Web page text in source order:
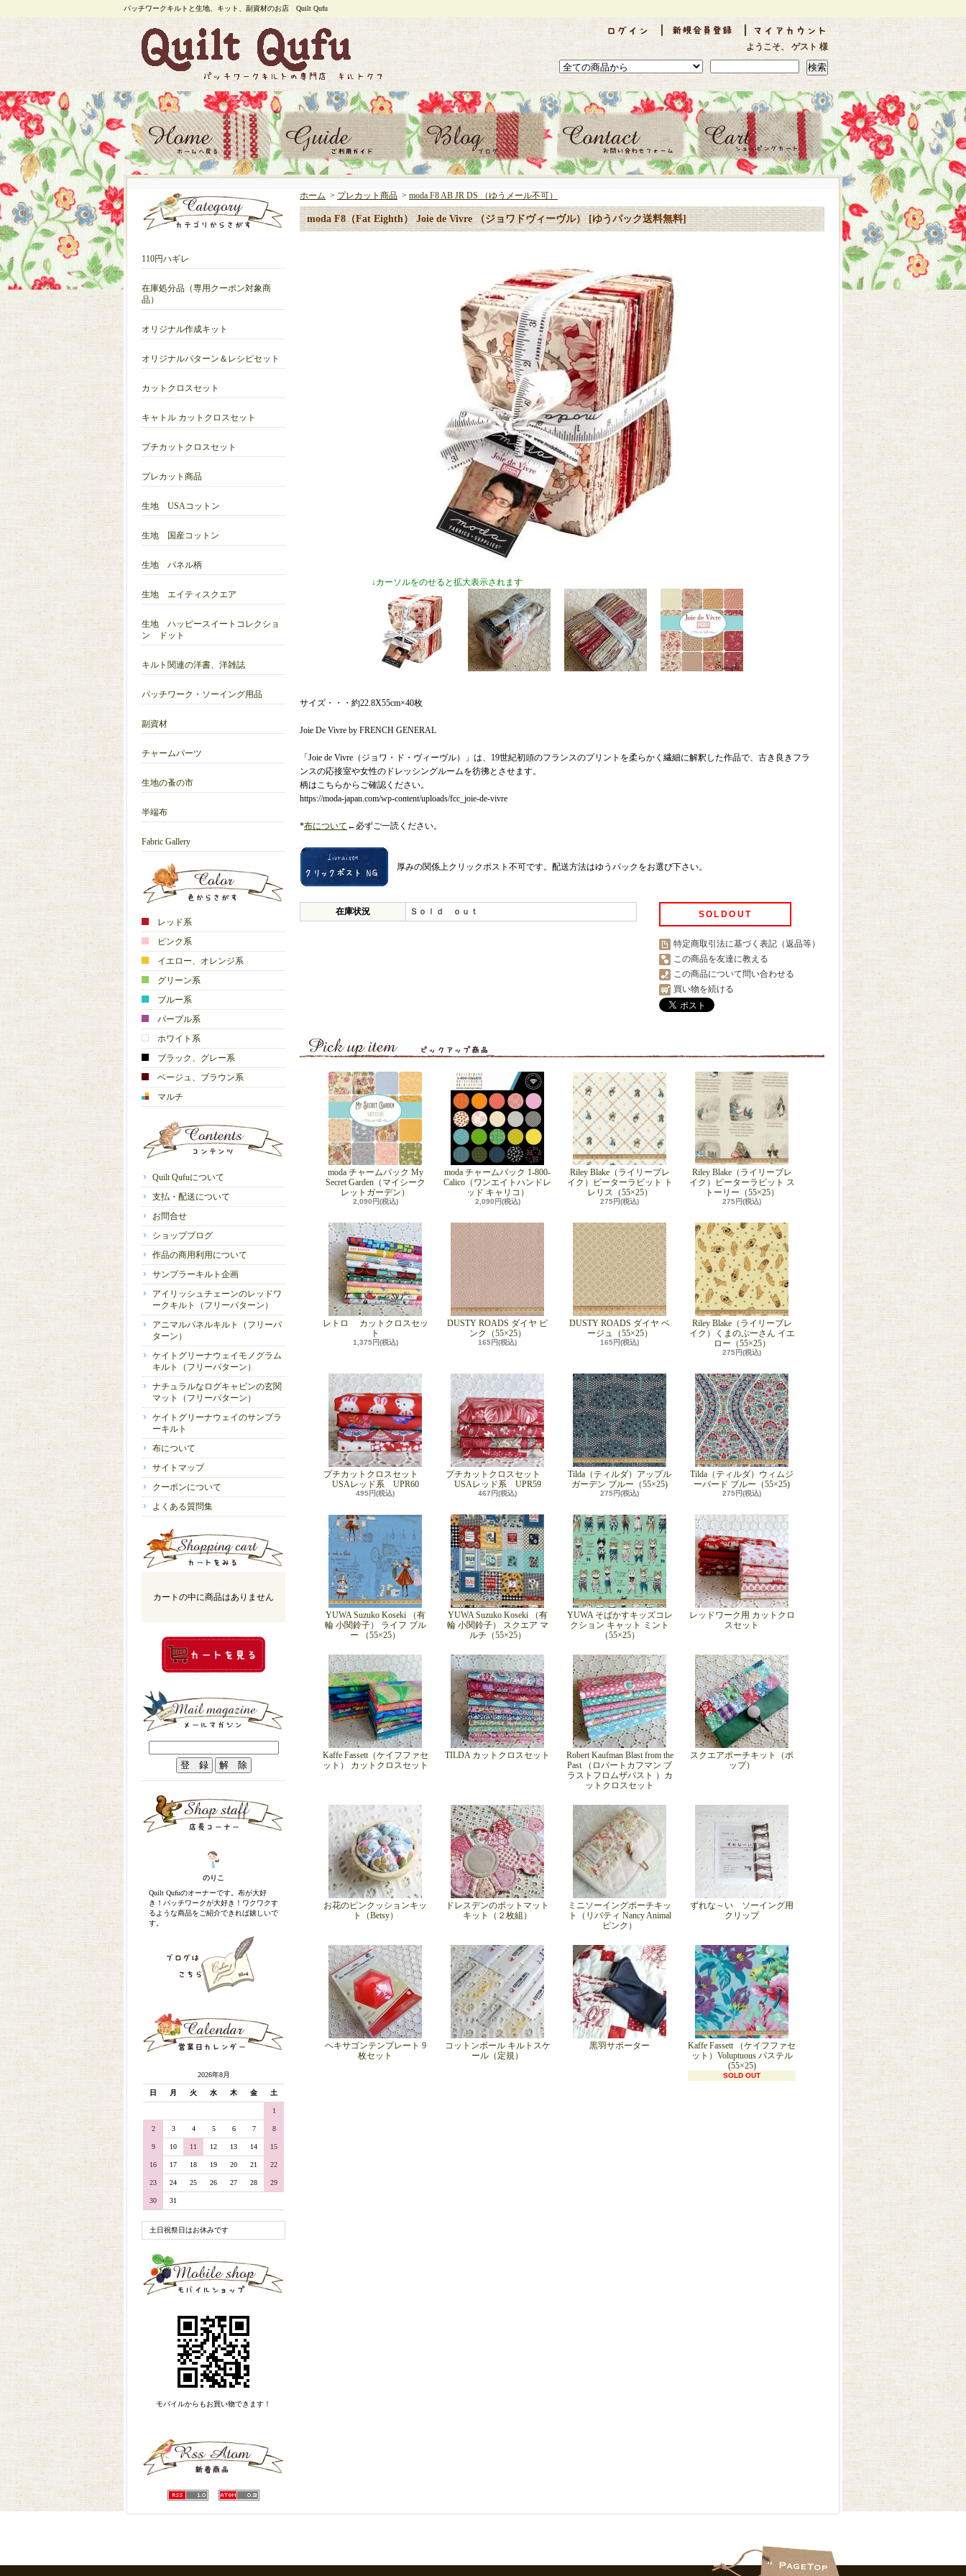
パッチワークキルトと生地、キット、副資材のお店 Quilt Qufu
ようこそ、 ゲスト 様
検索
110円ハギレ
在庫処分品（専用クーポン対象商
品）
オリジナル作成キット
オリジナルパターン＆レシピセット
カットクロスセット
キャトル カットクロスセット
プチカットクロスセット
プレカット商品
生地 USAコットン
生地 国産コットン
生地 パネル柄
生地 エイティスクエア
生地 ハッピースイートコレクショ
ン ドット
キルト関連の洋書、洋雑誌
パッチワーク・ソーイング用品
副資材
チャームパーツ
生地の蚤の市
半端布
Fabric Gallery
レッド系
ピンク系
イエロー、オレンジ系
グリーン系
ブルー系
パープル系
ホワイト系
ブラック、グレー系
ベージュ、ブラウン系
マルチ
Quilt Qufuについて
支払・配送について
お問合せ
ショップブログ
作品の商用利用について
サンプラーキルト企画
アイリッシュチェーンのレッドワ
ークキルト（フリーパターン）
アニマルパネルキルト（フリーパ
ターン）
ケイトグリーナウェイモノグラム
キルト（フリーパターン）
ナチュラルなログキャビンの玄関
マット（フリーパターン）
ケイトグリーナウェイのサンプラ
ーキルト
布について
サイトマップ
クーポンについて
よくある質問集
カートの中に商品はありません
のりこ
Quilt Qufuのオーナーです。布が大好
き！パッチワークが大好き！ワクワクす
るような商品をご紹介できれば嬉しいで
す。
2026年8月
日 月 火 水 木 金 土
1
2 3 4 5 6 7 8
9 10 11 12 13 14 15
16 17 18 19 20 21 22
23 24 25 26 27 28 29
30 31
土日祝祭日はお休みです
モバイルからもお買い物できます！
ホーム > プレカット商品 > moda F8 AB JR DS （ゆうメール不可）
moda F8（Fat Eighth） Joie de Vivre （ジョワドヴィーヴル） [ゆうパック送料無料]
↓カーソルをのせると拡大表示されます
サイズ・・・約22.8X55cm×40枚
Joie De Vivre by FRENCH GENERAL
「Joie de Vivre（ジョワ・ド・ヴィーヴル）」は、19世紀初頭のフランスのプリントを柔らかく繊細に解釈した作品で、古き良きフラ
ンスの応接室や女性のドレッシングルームを彷彿とさせます。
柄はこちらからご確認ください。
https://moda-japan.com/wp-content/uploads/fcc_joie-de-vivre
*布について ←必ずご一読ください。
厚みの関係上クリックポスト不可です。配送方法はゆうパックをお選び下さい。
在庫状況 Ｓｏｌｄ ｏｕｔ SOLDOUT
特定商取引法に基づく表記（返品等）
この商品を友達に教える
この商品について問い合わせる
買い物を続ける
moda チャームパック My
Secret Garden（マイシーク
レットガーデン）
2,090円(税込)
moda チャームパック 1-800-
Calico（ワンエイトハンドレ
ッド キャリコ）
2,090円(税込)
Riley Blake（ライリーブレ
イク）ピーターラビット ト
レリス（55×25）
275円(税込)
Riley Blake（ライリーブレ
イク）ピーターラビット ス
トーリー（55×25）
275円(税込)
レトロ カットクロスセッ
ト
1,375円(税込)
DUSTY ROADS ダイヤ ピ
ンク（55×25）
165円(税込)
DUSTY ROADS ダイヤ ベ
ージュ（55×25）
165円(税込)
Riley Blake（ライリーブレ
イク）くまのぷーさん イエ
ロー（55×25）
275円(税込)
プチカットクロスセット
USAレッド系 UPR60
495円(税込)
プチカットクロスセット
USAレッド系 UPR59
467円(税込)
Tilda（ティルダ）アップル
ガーデン ブルー（55×25)
275円(税込)
Tilda（ティルダ）ウィムジ
ーバード ブルー（55×25)
275円(税込)
YUWA Suzuko Koseki （有
輪 小関鈴子） ライフ ブル
ー （55×25）
YUWA Suzuko Koseki （有
輪 小関鈴子） スクエア マ
ルチ（55×25）
YUWA そばかすキッズコレ
クション キャット ミント
（55×25）
レッドワーク用 カットクロ
スセット
Kaffe Fassett（ケイフファセ
ット） カットクロスセット
TILDA カットクロスセット
Robert Kaufman Blast from the
Past （ロバートカフマン ブ
ラストフロムザパスト ）カ
ットクロスセット
スクエアポーチキット（ポ
ップ）
お花のピンクッションキッ
ト（Betsy）
ドレスデンのポットマット
キット（２枚組）
ミニソーイングポーチキッ
ト（リバティ Nancy Animal
ピンク）
ずれな～い ソーイング用
クリップ
ヘキサゴンテンプレート 9
枚セット
コットンボール キルトスケ
ール（定規）
黒羽サポーター
Kaffe Fassett （ケイフファセ
ット）Voluptuous パステル
(55×25)
SOLD OUT